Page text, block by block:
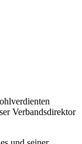
Verbandsdirektor